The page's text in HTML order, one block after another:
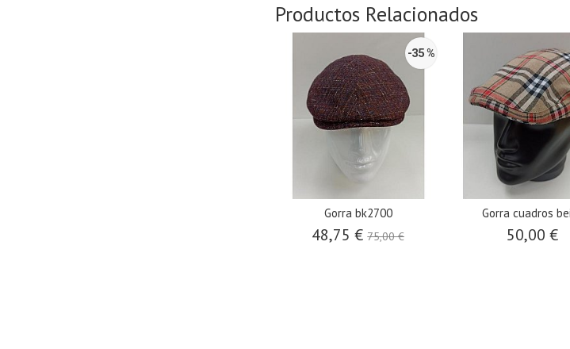
Productos Relacionados
-35 %
Gorra bk2700
48,75 €75,00 €
Gorra cuadros
50,00 €